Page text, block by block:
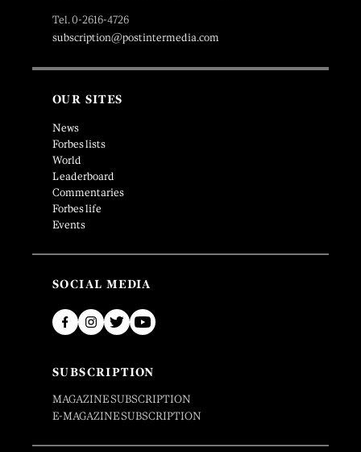
Tel. 0-2616-4726
subscription@postintermedia.com
OUR SITES
News
Forbes lists
World
Leaderboard
Commentaries
Forbes life
Events
SOCIAL MEDIA
SUBSCRIPTION
MAGAZINE SUBSCRIPTION
E-MAGAZINE SUBSCRIPTION